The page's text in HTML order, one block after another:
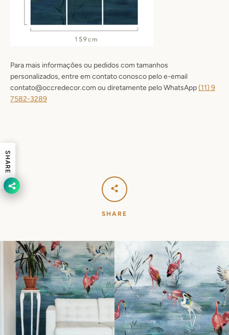
Para mais informações ou pedidos com tamanhos
personalizados, entre em contato conosco pelo e-email
contato@occredecor.com ou diretamente pelo WhatsApp(11) 9
7582-3289
SHARE
SHARE